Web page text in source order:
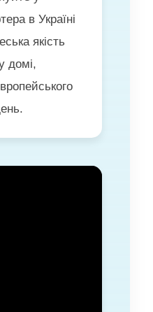
в Україні
якість
домі,